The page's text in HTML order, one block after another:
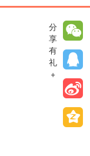
分
享
有
礼
+